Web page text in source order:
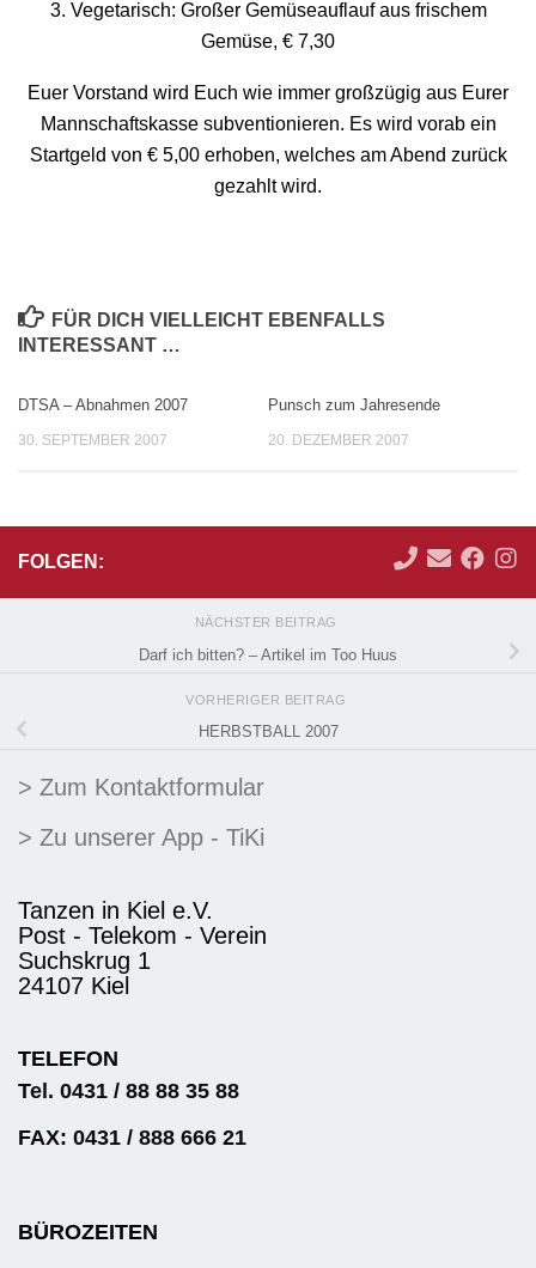
3. Vegetarisch: Großer Gemüseauflauf aus frischem
Gemüse, € 7,30
Euer Vorstand wird Euch wie immer großzügig aus Eurer
Mannschaftskasse subventionieren. Es wird vorab ein
Startgeld von € 5,00 erhoben, welches am Abend zurück
gezahlt wird.
FÜR DICH VIELLEICHT EBENFALLS
INTERESSANT …
DTSA – Abnahmen 2007
30. SEPTEMBER 2007
Punsch zum Jahresende
20. DEZEMBER 2007
FOLGEN:
NÄCHSTER BEITRAG
Darf ich bitten? – Artikel im Too Huus
VORHERIGER BEITRAG
HERBSTBALL 2007
> Zum Kontaktformular
> Zu unserer App - TiKi
Tanzen in Kiel e.V.
Post - Telekom - Verein
Suchskrug 1
24107 Kiel
TELEFON
Tel. 0431 / 88 88 35 88
FAX: 0431 / 888 666 21
BÜROZEITEN